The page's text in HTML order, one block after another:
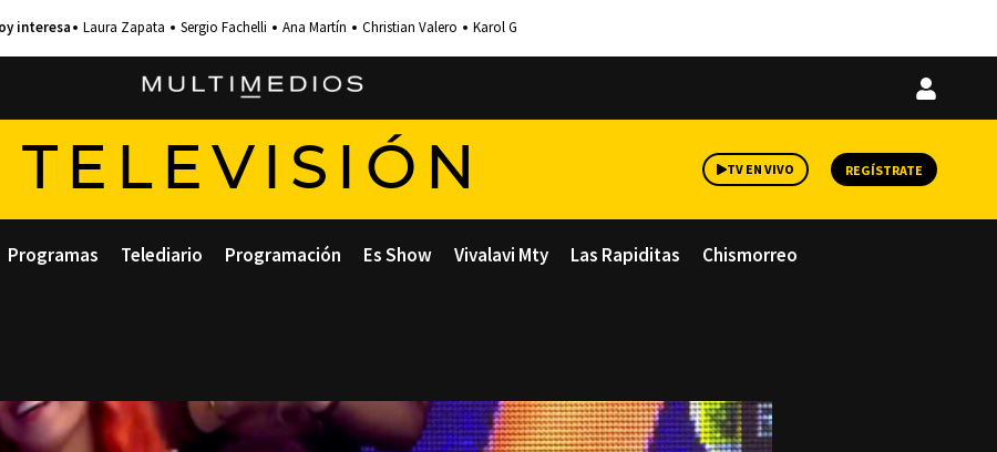
Laura Zapata Sergio Fachelli Ana Martín Christian Valero Karol G
Iniciar
TELEVISIÓN TV EN VIVO REGÍSTRATE
Programas Telediario Programación Es Show Vivalavi Mty Las Rapiditas Chismorreo